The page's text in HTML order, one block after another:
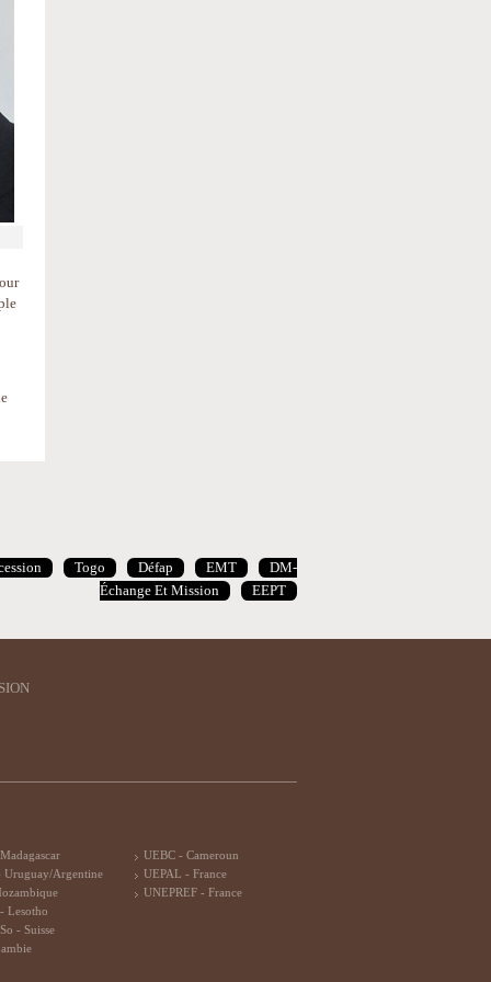
Togo Défap EMT
DM-
Échange Et Mission
EEPT
Uruguay/Argentine
Lesotho
- Suisse
UEBC - Cameroun
UEPAL - France
UNEPREF - France